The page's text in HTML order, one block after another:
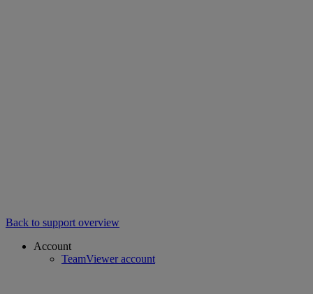
Back to support overview
Account
TeamViewer account